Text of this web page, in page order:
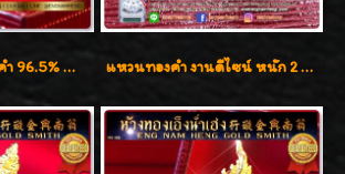
แหวนนาคราช ทองคำ 96.5% น้ำหนัก 15.6g งานดีไซน์สวยๆค่ะ แหวนทองคำ งานดีไซน์ หนัก 2 สลึง เงาวิ้บวั้บ